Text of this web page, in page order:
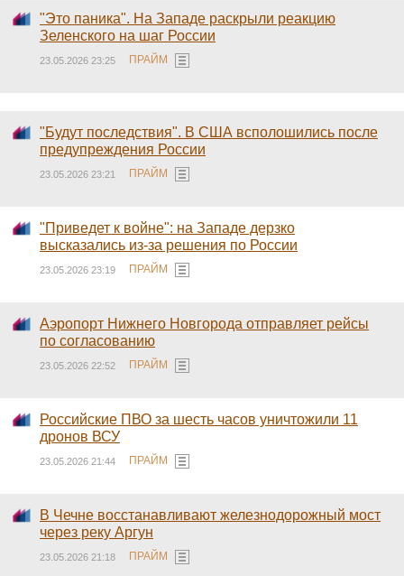
"Это паника". На Западе раскрыли реакцию
Зеленского на шаг России
23.05.2026 23:25 ПРАЙМ
"Будут последствия". В США всполошились после
предупреждения России
23.05.2026 23:21 ПРАЙМ
"Приведет к войне": на Западе дерзко
высказались из-за решения по России
23.05.2026 23:19 ПРАЙМ
Аэропорт Нижнего Новгорода отправляет рейсы
по согласованию
23.05.2026 22:52 ПРАЙМ
Российские ПВО за шесть часов уничтожили 11
дронов ВСУ
23.05.2026 21:44 ПРАЙМ
В Чечне восстанавливают железнодорожный мост
через реку Аргун
23.05.2026 21:18 ПРАЙМ